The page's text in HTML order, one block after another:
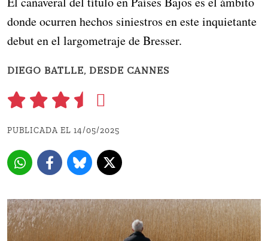
donde ocurren hechos siniestros en este inquietante
debut en el largometraje de Bresser.
DIEGO BATLLE, DESDE CANNES
PUBLICADA EL 14/05/2025